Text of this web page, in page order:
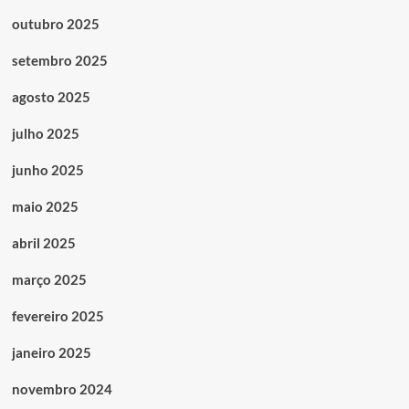
outubro 2025
setembro 2025
agosto 2025
julho 2025
junho 2025
maio 2025
abril 2025
março 2025
fevereiro 2025
janeiro 2025
novembro 2024